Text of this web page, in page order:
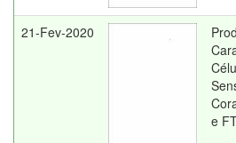
21-Fev-2020
e